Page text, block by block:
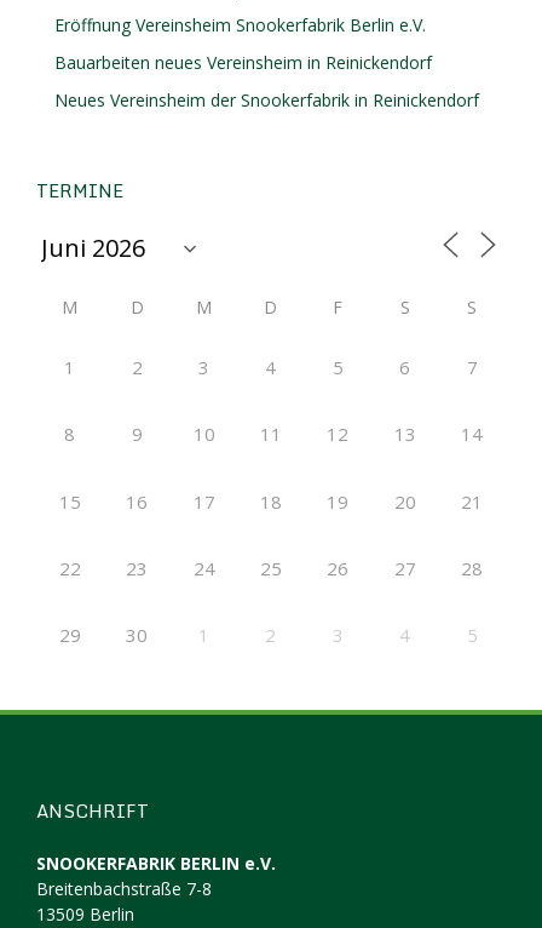
Eröffnung Vereinsheim Snookerfabrik Berlin e.V.
Bauarbeiten neues Vereinsheim in Reinickendorf
Neues Vereinsheim der Snookerfabrik in Reinickendorf
TERMINE
M D M D F S S
1 2 3 4 5 6 7
8 9 10 11 12 13 14
15 16 17 18 19 20 21
22 23 24 25 26 27 28
29 30 1 2 3 4 5
ANSCHRIFT
SNOOKERFABRIK BERLIN e.V.
Breitenbachstraße 7-8
13509 Berlin